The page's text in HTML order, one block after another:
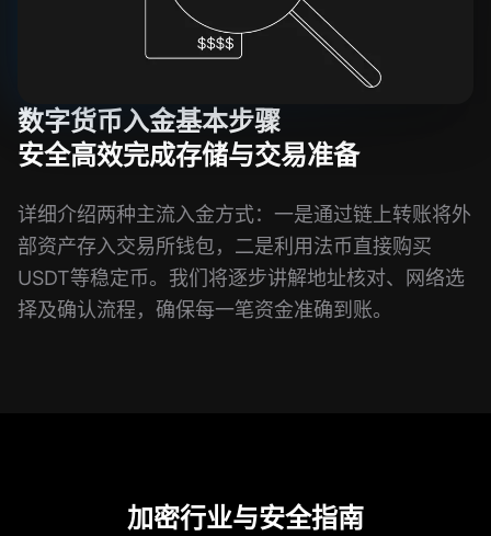
数字货币入金基本步骤
安全高效完成存储与交易准备
详细介绍两种主流入金方式：一是通过链上转账将外
部资产存入交易所钱包，二是利用法币直接购买
USDT等稳定币。我们将逐步讲解地址核对、网络选
择及确认流程，确保每一笔资金准确到账。
加密行业与安全指南